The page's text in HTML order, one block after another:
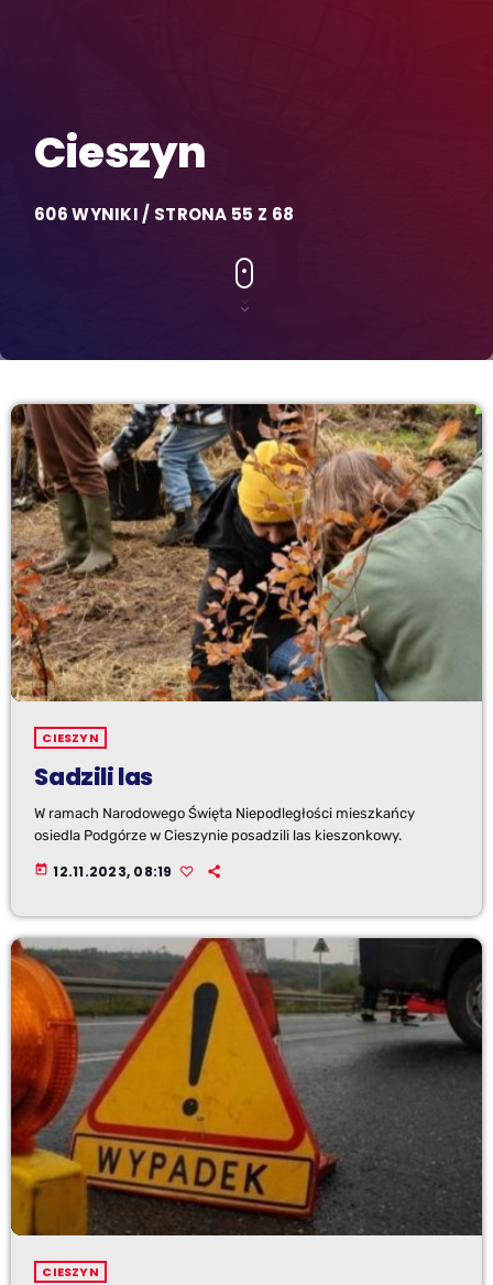
Cieszyn
606 WYNIKI / STRONA 55 Z 68
CIESZYN
Sadzili las
W ramach Narodowego Święta Niepodległości mieszkańcy
osiedla Podgórze w Cieszynie posadzili las kieszonkowy.
today 12.11.2023, 08:19
CIESZYN